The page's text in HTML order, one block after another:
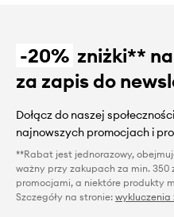
-20% zniżki**
za zapis do
Dołącz do naszej
najnowszych promocjach i
**Rabat jest jednorazowy,
ważny przy zakupach za min. 350
promocjami, a niektóre produkty
Szczegóły na stronie: wykluczenia